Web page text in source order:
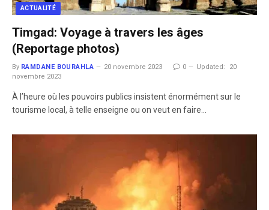
ACTUALITÉ
Timgad: Voyage à travers les âges
(Reportage photos)
By RAMDANE BOURAHLA 20 novembre 2023 0 Updated:
20
novembre 2023
À l’heure où les pouvoirs publics insistent énormément sur le
tourisme local, à telle enseigne ou on veut en faire…